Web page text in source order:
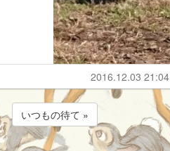
2016.12.03 21:04
いつもの待て »